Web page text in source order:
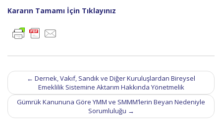
Kararın Tamamı İçin Tıklayınız
Post
navigation
← Dernek, Vakıf, Sandık ve Diğer Kuruluşlardan Bireysel
Emeklilik Sistemine Aktarım Hakkında Yönetmelik
Gümrük Kanununa Göre YMM ve SMMM’lerin Beyan Nedeniyle
Sorumluluğu →